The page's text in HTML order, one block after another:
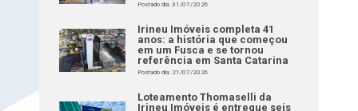
Postado dia: 31/07/2026
Irineu Imóveis completa 41
anos: a história que começou
em um Fusca e se tornou
referência em Santa Catarina
Postado dia: 21/07/2026
Loteamento Thomaselli da
Irineu Imóveis é entregue seis